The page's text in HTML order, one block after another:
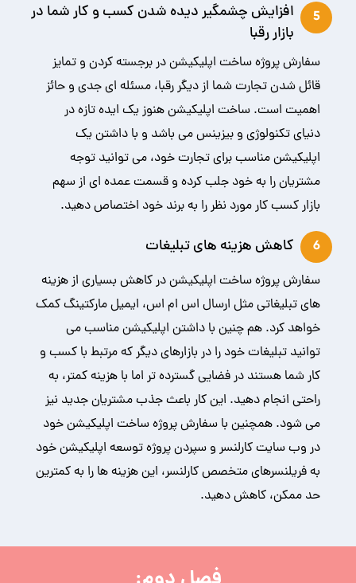
5
افزایش چشمگیر دیده شدن کسب و کار شما در
بازار رقبا
سفارش پروژه ساخت اپلیکیشن در برجسته کردن و تمایز
قائل شدن تجارت شما از دیگر رقبا، مسئله ای جدی و حائز
اهمیت است. ساخت اپلیکیشن هنوز یک ایده تازه در
دنیای تکنولوژی و بیزینس می باشد و با داشتن یک
اپلیکیشن مناسب برای تجارت خود، می توانید توجه
مشتریان را به خود جلب کرده و قسمت عمده ای از سهم
بازار کسب کار مورد نظر را به برند خود اختصاص دهید.
6 کاهش هزینه های تبلیغات
سفارش پروژه ساخت اپلیکیشن در کاهش بسیاری از هزینه
های تبلیغاتی مثل ارسال اس ام اس، ایمیل مارکتینگ کمک
خواهد کرد. هم چنین با داشتن اپلیکیشن مناسب می
توانید تبلیغات خود را در بازارهای دیگر که مرتبط با کسب و
کار شما هستند در فضایی گسترده تر اما با هزینه کمتر، به
راحتی انجام دهید. این کار باعث جذب مشتریان جدید نیز
می شود. همچنین با سفارش پروژه ساخت اپلیکیشن خود
در وب سایت کارلنسر و سپردن پروژه توسعه اپلیکیشن خود
به فریلنسرهای متخصص کارلنسر، این هزینه ها را به کمترین
حد ممکن، کاهش دهید.